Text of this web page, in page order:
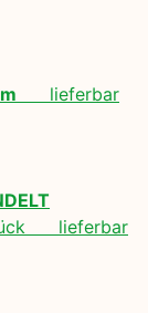
lieferbar
lieferbar